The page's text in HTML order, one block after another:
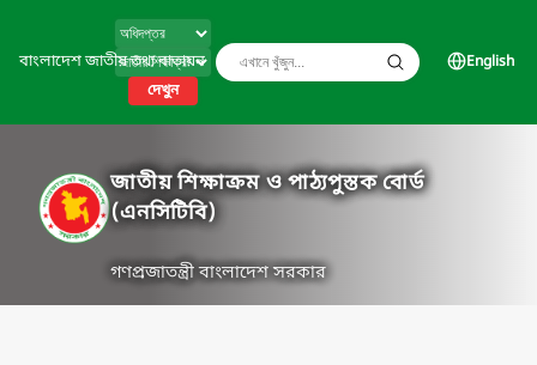
বাংলাদেশ জাতীয় তথ্য বাতায়ন
দেখুন
English
জাতীয় শিক্ষাক্রম ও পাঠ্যপুস্তক বোর্ড
(এনসিটিবি)
গণপ্রজাতন্ত্রী বাংলাদেশ সরকার